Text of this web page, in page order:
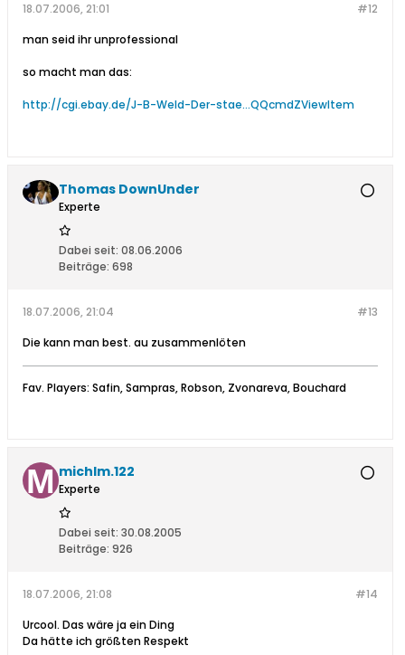
#12
18.07.2006, 21:01
man seid ihr unprofessional
so macht man das:
http://cgi.ebay.de/J-B-Weld-Der-stae...QQcmdZViewItem
Thomas DownUnder
Experte
Dabei seit: 08.06.2006
Beiträge: 698
#13
18.07.2006, 21:04
Die kann man best. au zusammenlöten
Fav. Players: Safin, Sampras, Robson, Zvonareva, Bouchard
michlm.122
Experte
Dabei seit: 30.08.2005
Beiträge: 926
#14
18.07.2006, 21:08
Urcool. Das wäre ja ein Ding
Da hätte ich größten Respekt